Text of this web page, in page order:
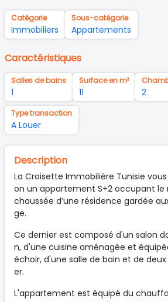
Catégorie
Immobiliers
Sous-catégorie
Appartements
Caractéristiques
Salles de bains
1
Surface en m²
11 2
Type transaction
A Louer
Description
La Croisette Immobilière Tunisie
on un appartement S+2 occupant
chaussée d’une résidence gardée
ge.
Ce dernier est composé d'un salon
n, d'une cuisine aménagée et
échoir, d'une salle de bain et de
er.
L'appartement est équipé du